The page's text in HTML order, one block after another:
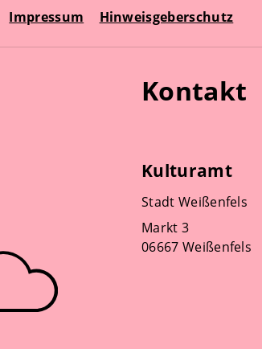
Impressum Hinweisgeberschutz
Kontakt
Kulturamt
Stadt Weißenfels
Markt 3
06667 Weißenfels